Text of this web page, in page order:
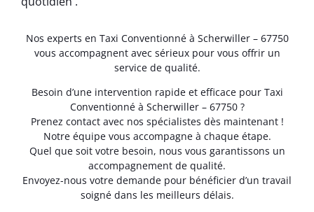
Nos experts en Taxi Conventionné à Scherwiller – 67750
vous accompagnent avec sérieux pour vous offrir un
service de qualité.
Besoin d’une intervention rapide et efficace pour Taxi
Conventionné à Scherwiller – 67750 ?
Prenez contact avec nos spécialistes dès maintenant !
Notre équipe vous accompagne à chaque étape.
Quel que soit votre besoin, nous vous garantissons un
accompagnement de qualité.
Envoyez-nous votre demande pour bénéficier d’un travail
soigné dans les meilleurs délais.